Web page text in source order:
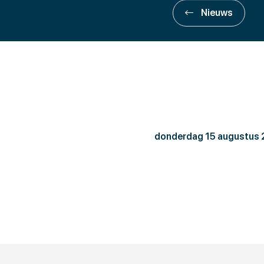
Nieuws
donderdag 15 augustus